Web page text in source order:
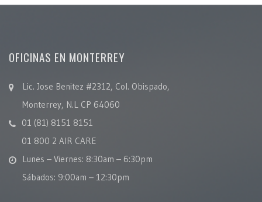
OFICINAS EN MONTERREY
Lic. Jose Benitez #2312, Col. Obispado,
Monterrey, N.L CP 64060
01 (81) 8151 8151
01 800 2 AIR CARE
Lunes – Viernes: 8:30am – 6:30pm
Sábados: 9:00am – 12:30pm